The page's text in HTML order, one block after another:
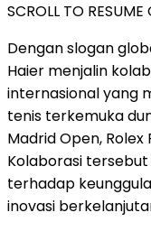
SCROLL TO RESUME
Dengan slogan
Haier menjalin
internasional yang
tenis terkemuka
Madrid Open, Rolex
Kolaborasi
terhadap
inovasi